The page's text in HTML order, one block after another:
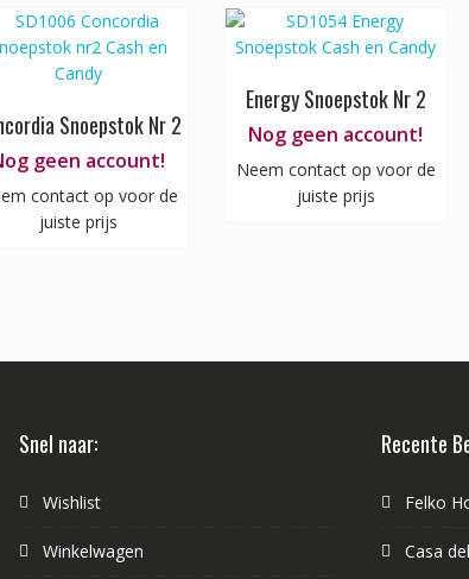
Snoepstok Nr 2
geen account!
contact op voor de
juiste prijs
Energy Snoepstok Nr 2
Nog geen account!
Neem contact op voor de
juiste prijs
Snel naar:
Wishlist
Winkelwagen
Recente
Felko
Casa